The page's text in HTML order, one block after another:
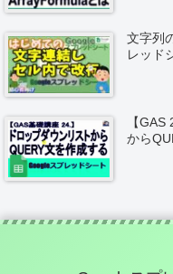
文字列
レッド
【
から